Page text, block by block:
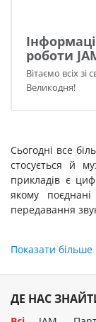
роботи
Вітаємо всіх зі
Великодня!
Сьогодні все
стосується й
прикладів є
якому поєднані
передавання
звучання
дозволяє
синтезаторів.
Показати більше
ДЕ НАС